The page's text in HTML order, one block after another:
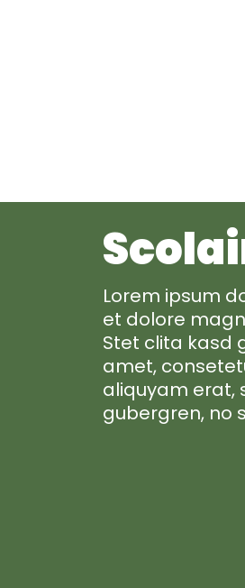
Lorem ipsum
et dolore
Stet clita kasd
amet,
aliquyam erat,
gubergren, no